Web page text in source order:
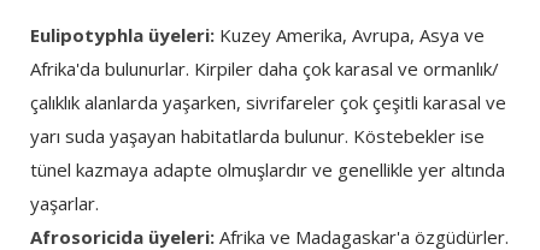
Eulipotyphla üyeleri: Kuzey Amerika, Avrupa, Asya ve
Afrika'da bulunurlar. Kirpiler daha çok karasal ve ormanlık/
çalıklık alanlarda yaşarken, sivrifareler çok çeşitli karasal ve
yarı suda yaşayan habitatlarda bulunur. Köstebekler ise
tünel kazmaya adapte olmuşlardır ve genellikle yer altında
yaşarlar.
Afrosoricida üyeleri: Afrika ve Madagaskar'a özgüdürler.